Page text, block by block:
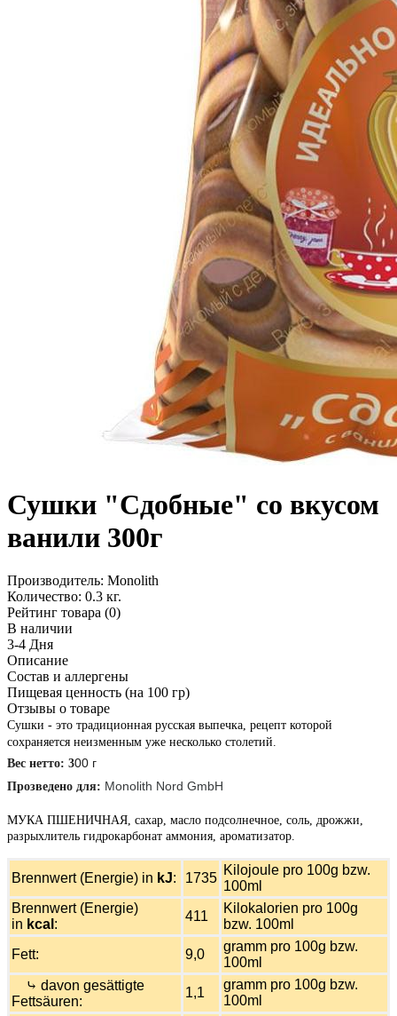
Сушки "Сдобные" со вкусом
ванили 300г
Производитель: Monolith
Количество: 0.3 кг.
Рейтинг товара (0)
В наличии
3-4 Дня
Описание
Состав и аллергены
Пищевая ценность (на 100 гр)
Отзывы о товаре
Сушки - это традиционная русская выпечка, рецепт которой
сохраняется неизменным уже несколько столетий.
Вес нетто: 300 г
Прозведено для: Monolith Nord GmbH
МУКА ПШЕНИЧНАЯ, сахар, масло подсолнечное, соль, дрожжи,
разрыхлитель гидрокарбонат аммония, ароматизатор.
Brennwert (Energie) in kJ: 1735
Kilojoule pro 100g bzw.
100ml
Brennwert (Energie)
in kcal :
411
Kilokalorien pro 100g
bzw. 100ml
Fett:
9,0
gramm pro 100g bzw.
100ml
⤷ davon gesättigte
Fettsäuren:
1,1
gramm pro 100g bzw.
100ml